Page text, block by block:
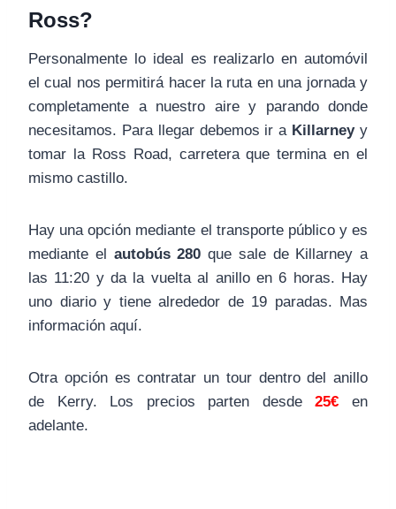
Ross?
Personalmente lo ideal es realizarlo en automóvil
el cual nos permitirá hacer la ruta en una jornada y
completamente a nuestro aire y parando donde
necesitamos. Para llegar debemos ir a Killarneyy
tomar la Ross Road, carretera que termina en el
mismo castillo.
Hay una opción mediante el transporte público y es
mediante el autobús 280 que sale de Killarney a
las 11:20 y da la vuelta al anillo en 6 horas. Hay
uno diario y tiene alrededor de 19 paradas. Mas
información aquí.
Otra opción es contratar un tour dentro del anillo
de Kerry. Los precios parten desde25€ en
adelante.